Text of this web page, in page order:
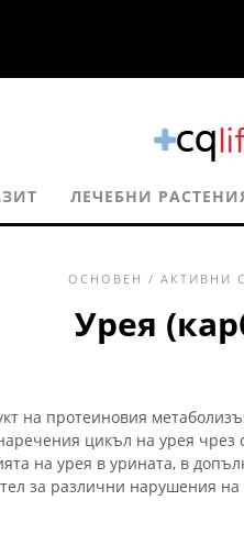
ЛЕЧЕБНИ
ОСНОВЕН / АКТИВНИ
Урея
на протеиновия
цикъл на урея чрез
на урея в урината, в
за различни нарушения